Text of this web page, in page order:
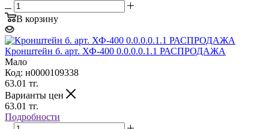
В корзину
Кронштейн б. арт. ХФ-400 0.0.0.0.1.1 РАСПРОДАЖА
Мало
Код: н0000109338
63.01 тг.
Варианты цен
63.01 тг.
Подробности